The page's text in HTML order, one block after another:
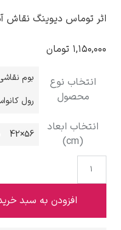
نقاش آمریکایی به سال ۱۸۹۲ میلادی
بوم نقاشی
بوم با قاب چوبی
رول کانواس (⚠️ فقط چاپ)
75×56
100×75
به سبد خرید